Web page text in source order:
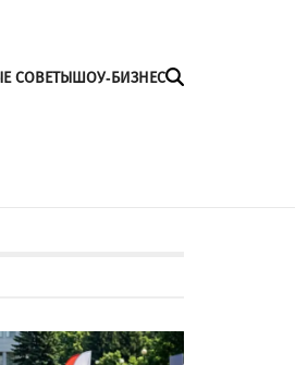
СОВЕТЫШОУ-БИЗНЕС